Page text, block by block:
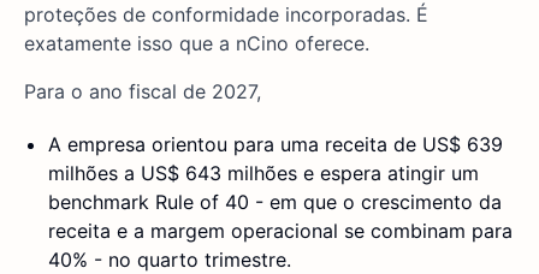
proteções de conformidade incorporadas. É
exatamente isso que a nCino oferece.
Para o ano fiscal de 2027,
A empresa orientou para uma receita de US$ 639
milhões a US$ 643 milhões e espera atingir um
benchmark Rule of 40 - em que o crescimento da
receita e a margem operacional se combinam para
40% - no quarto trimestre.